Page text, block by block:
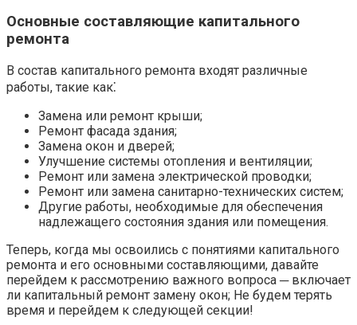
Основные составляющие капитального
ремонта
В состав капитального ремонта входят различные
работы, такие как⁚
Замена или ремонт крыши;
Ремонт фасада здания;
Замена окон и дверей;
Улучшение системы отопления и вентиляции;
Ремонт или замена электрической проводки;
Ремонт или замена санитарно-технических систем;
Другие работы, необходимые для обеспечения
надлежащего состояния здания или помещения.
Теперь, когда мы освоились с понятиями капитального
ремонта и его основными составляющими, давайте
перейдем к рассмотрению важного вопроса ─ включает
ли капитальный ремонт замену окон; Не будем терять
время и перейдем к следующей секции!​